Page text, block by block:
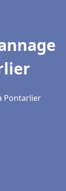
Pontarlier